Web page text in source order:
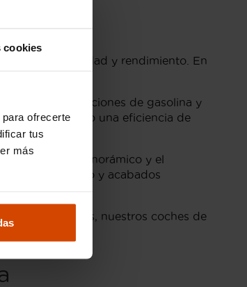
cookies
ofrecerte
tus
más
comodidad y rendimiento. En
incluyendo opciones de gasolina y
ofreciendo una eficiencia de
techo panorámico y el
de cuero y acabados
Además, nuestros coches de